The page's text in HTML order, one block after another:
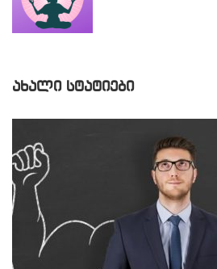
ᲐᲮᲐᲚᲘ ᲡᲢᲐᲢᲘᲔᲑᲘ